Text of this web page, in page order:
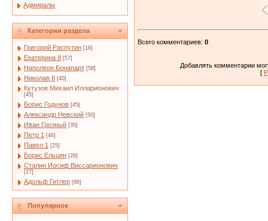
Адмиралы
Категории раздела
Григорий Распутин [16]
Екатерина II [57]
Наполеон Бонапарт [58]
Николая II [40]
Кутузов Михаил Илларионович
[45]
Борис Годунов [45]
Александр Невский [50]
Иван Грозный [35]
Петр 1 [46]
Павел 1 [25]
Борис Ельцин [26]
Сталин Иосиф Виссарионович
[27]
Адольф Гитлер [66]
Популярное
Всего комментариев: 0
Добавлять комментарии
[